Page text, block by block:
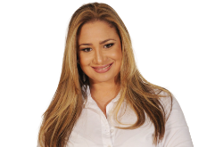
TORRE RNI - KW DOMINICANA